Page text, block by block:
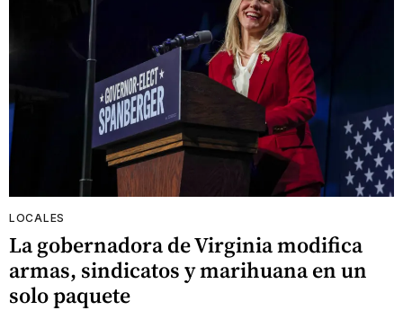
LOCALES
La gobernadora de Virginia modifica
armas, sindicatos y marihuana en un
solo paquete